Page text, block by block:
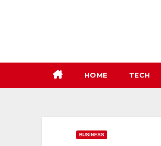
HOME TECH
BUSINESS